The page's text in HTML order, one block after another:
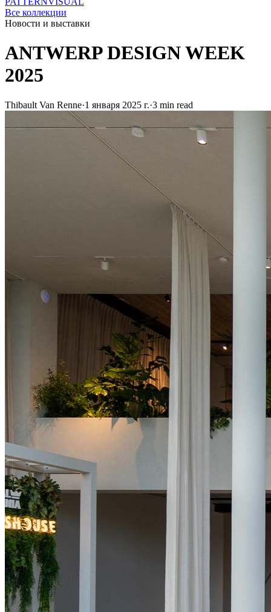
Все коллекции
Новости и выставки
ANTWERP DESIGN WEEK
2025
Thibault Van Renne·1 января 2025 г.·3 min read